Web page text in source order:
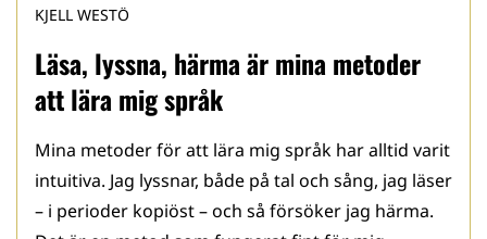
Läsa, lyssna, härma är mina metoder
att lära mig språk
KJELL WESTÖ
Mina metoder för att lära mig språk har alltid varit
intuitiva. Jag lyssnar, både på tal och sång, jag läser
– i perioder kopiöst – och så försöker jag härma.